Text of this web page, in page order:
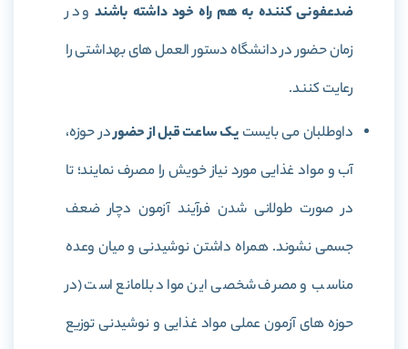
ضدعفونی کننده به هم راه خود داشته باشند و در
زمان حضور در دانشگاه دستور العمل های بهداشتی را
رعایت کنند.
داوطلبان می بایست یک ساعت قبل از حضوردر حوزه،
آب و مواد غذایی مورد نیاز خویش را مصرف نمایند؛ تا
در صورت طولانی شدن فرآیند آزمون دچار ضعف
جسمی نشوند. همراه داشتن نوشیدنی و میان وعده
مناسب و مصرف شخصی این مواد بلامانع است (در
حوزه های آزمون عملی مواد غذایی و نوشیدنی توزیع